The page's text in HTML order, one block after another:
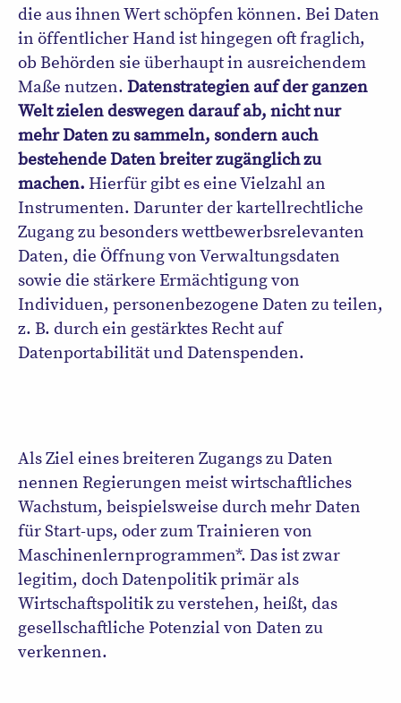
die aus ihnen Wert schöpfen können. Bei Daten
in öffentlicher Hand ist hingegen oft fraglich,
ob Behörden sie überhaupt in ausreichendem
Maße nutzen. Datenstrategien auf der ganzen
Welt zielen deswegen darauf ab, nicht nur
mehr Daten zu sammeln, sondern auch
bestehende Daten breiter zugänglich zu
machen. Hierfür gibt es eine Vielzahl an
Instrumenten. Darunter der kartellrechtliche
Zugang zu besonders wettbewerbsrelevanten
Daten, die Öffnung von Verwaltungsdaten
sowie die stärkere Ermächtigung von
Individuen, personenbezogene Daten zu teilen,
z. B. durch ein gestärktes Recht auf
Datenportabilität und Datenspenden.
Als Ziel eines breiteren Zugangs zu Daten
nennen Regierungen meist wirtschaftliches
Wachstum, beispielsweise durch mehr Daten
für Start-ups, oder zum Trainieren von
Maschinenlernprogrammen*. Das ist zwar
legitim, doch Datenpolitik primär als
Wirtschaftspolitik zu verstehen, heißt, das
gesellschaftliche Potenzial von Daten zu
verkennen.